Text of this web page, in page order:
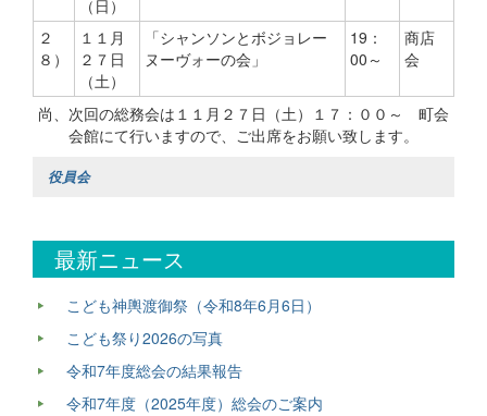
（日）
２
８）
１１月
２７日
（土）
「シャンソンとボジョレー
ヌーヴォーの会」
19：
00～
商店
会
尚、次回の総務会は１１月２７日（土）１７：００～ 町会
会館にて行いますので、ご出席をお願い致します。
役員会
最新ニュース
こども神輿渡御祭（令和8年6月6日）
こども祭り2026の写真
令和7年度総会の結果報告
令和7年度（2025年度）総会のご案内